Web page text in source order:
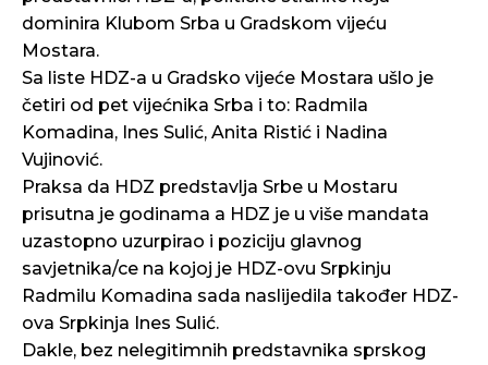
dominira Klubom Srba u Gradskom vijeću
Mostara.
Sa liste HDZ-a u Gradsko vijeće Mostara ušlo je
četiri od pet vijećnika Srba i to: Radmila
Komadina, Ines Sulić, Anita Ristić i Nadina
Vujinović.
Praksa da HDZ predstavlja Srbe u Mostaru
prisutna je godinama a HDZ je u više mandata
uzastopno uzurpirao i poziciju glavnog
savjetnika/ce na kojoj je HDZ-ovu Srpkinju
Radmilu Komadina sada naslijedila također HDZ-
ova Srpkinja Ines Sulić.
Dakle, bez nelegitimnih predstavnika sprskog